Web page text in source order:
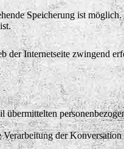
Speicherung ist
der Internetseite zwingend
der